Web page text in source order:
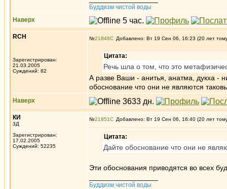
Буддизм чистой воды
Наверх
RCH
Зарегистрирован:
21.03.2005
Суждений: 82
№21848 Добавлено: Вт 19 Сен 06, 16:23 (20 лет
Цитата:
Речь шла о том, что это
А разве Ваши - анитья, анатма, дукха -
обоснование что они не являются
Наверх
КИ
3Д
Зарегистрирован:
17.02.2005
Суждений: 52235
№21851 Добавлено: Вт 19 Сен 06, 16:40 (20 лет
Цитата:
Дайте обоснование что они не
Эти обоснования приводятся во всех
Буддизм чистой воды